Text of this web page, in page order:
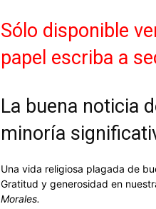
Sólo disponible
papel escriba a
La buena noticia
minoría
Una vida religiosa plagada de
Gratitud y generosidad en
Morales.